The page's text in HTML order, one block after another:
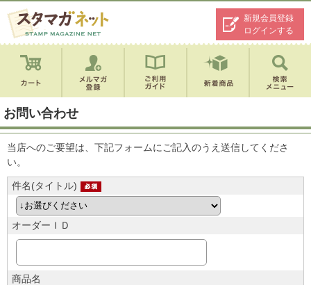
新規会員登録
ログインする
お問い合わせ
当店へのご要望は、下記フォームにご記入のうえ送信してくださ
い。
件名(タイトル)
オーダーＩＤ
商品名